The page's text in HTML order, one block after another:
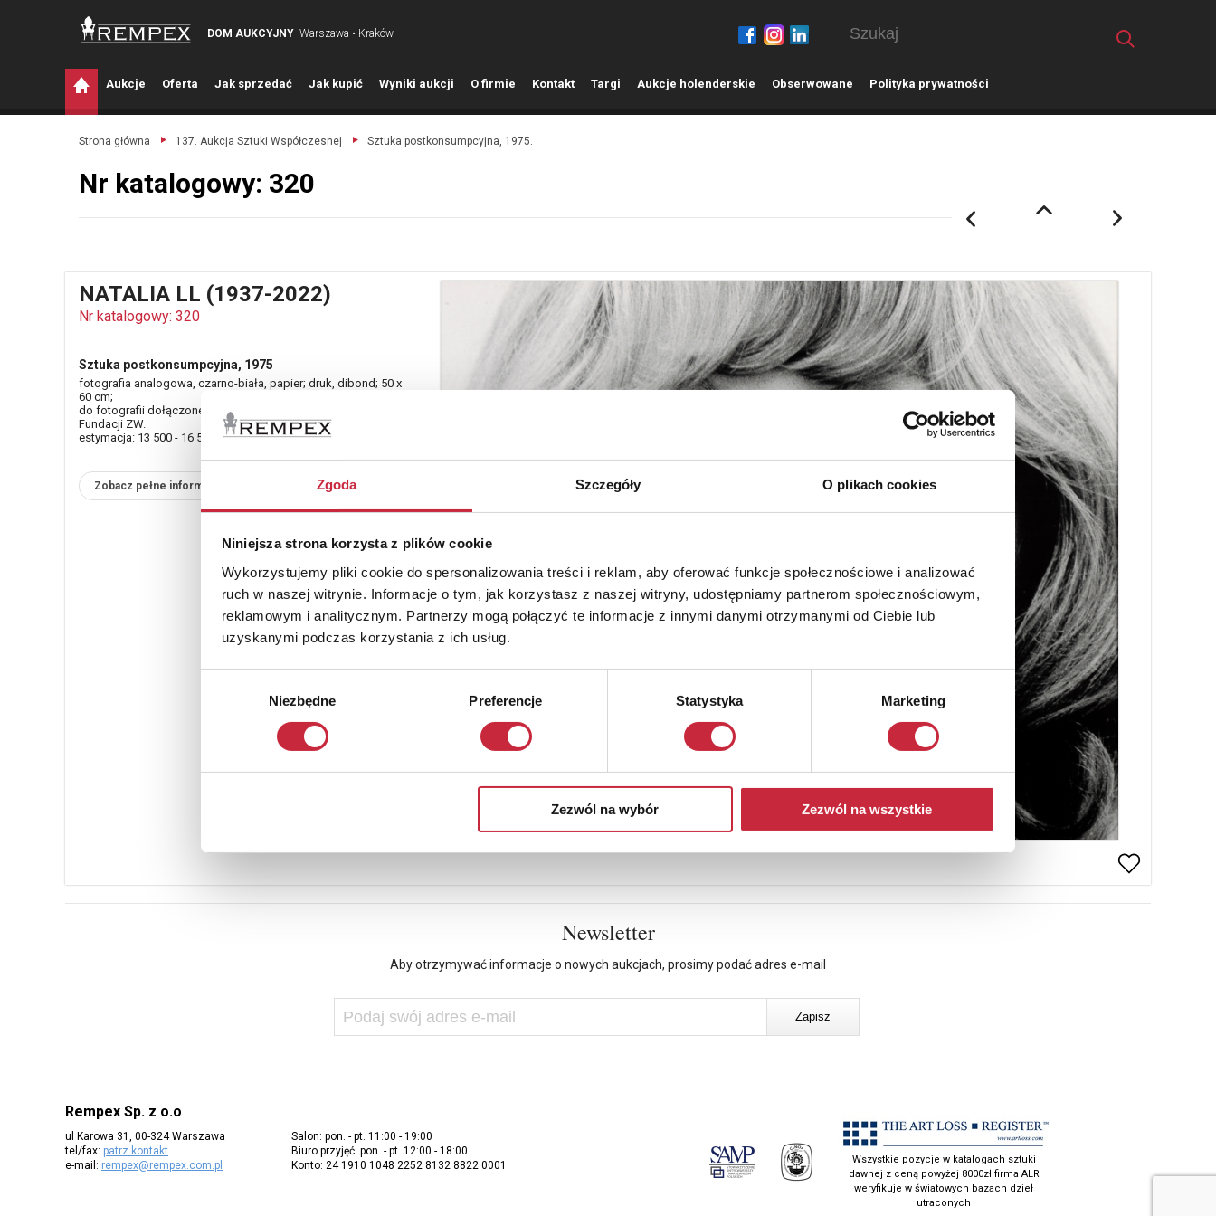
Zgoda Szczegóły O plikach cookies
Niniejsza strona korzysta z plików cookie
Wykorzystujemy pliki cookie do spersonalizowania treści i reklam, aby oferować funkcje społecznościowe i analizować
ruch w naszej witrynie. Informacje o tym, jak korzystasz z naszej witryny, udostępniamy partnerom społecznościowym,
reklamowym i analitycznym. Partnerzy mogą połączyć te informacje z innymi danymi otrzymanymi od Ciebie lub
uzyskanymi podczas korzystania z ich usług.
Niezbędne Preferencje Statystyka Marketing
Zezwól na wybór Zezwól na wszystkie
DOM AUKCYJNY Warszawa • Kraków
Aukcje Oferta Jak sprzedać Jak kupić Wyniki aukcji O firmie Kontakt Targi Aukcje holenderskie Obserwowane Polityka prywatności
Strona główna 137. Aukcja Sztuki Współczesnej Sztuka postkonsumpcyjna, 1975.
Nr katalogowy: 320
NATALIA LL (1937-2022)
Nr katalogowy: 320
Sztuka postkonsumpcyjna, 1975
fotografia analogowa, czarno-biała, papier; druk, dibond; 50 x
60 cm;
do fotografii dołączone jest potwierdzenie autentyczności
Fundacji ZW.
estymacja: 13 500 - 16 500 zł
Zobacz pełne informacje
Newsletter
Aby otrzymywać informacje o nowych aukcjach, prosimy podać adres e-mail
Rempex Sp. z o.o
ul Karowa 31, 00-324 Warszawa
tel/fax: patrz kontakt
e-mail: rempex@rempex.com.pl
Salon: pon. - pt. 11:00 - 19:00
Biuro przyjęć: pon. - pt. 12:00 - 18:00
Konto: 24 1910 1048 2252 8132 8822 0001
Wszystkie pozycje w katalogach sztuki
dawnej z ceną powyżej 8000zł firma ALR
weryfikuje w światowych bazach dzieł
utraconych